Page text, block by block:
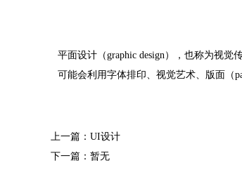
平面设计（graphic design），也称为视
可能会利用字体排印、视觉艺术、版面（
上一篇：UI设计
下一篇：暂无